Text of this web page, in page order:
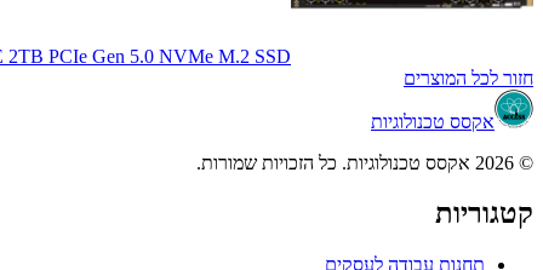
2TB PCIe Gen 5.0 NVMe M.2 SSD
חזור לכל המוצרים
אקסס טכנולוגיות
© 2026 אקסס טכנולוגיות. כל הזכויות שמורות.
קטגוריות
תחנות עבודה לעסקים